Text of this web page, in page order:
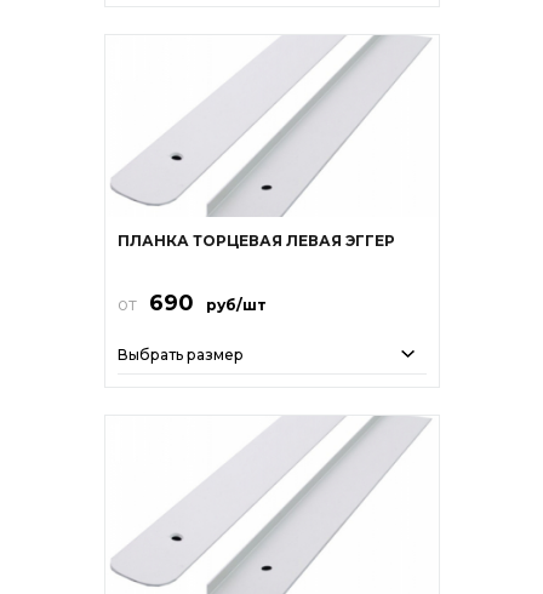
ПЛАНКА ТОРЦЕВАЯ ЛЕВАЯ ЭГГЕР
от 690 руб/шт
Выбрать размер